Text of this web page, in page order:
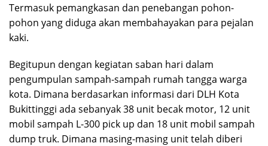
Termasuk pemangkasan dan penebangan pohon-
pohon yang diduga akan membahayakan para pejalan
kaki.
Begitupun dengan kegiatan saban hari dalam
pengumpulan sampah-sampah rumah tangga warga
kota. Dimana berdasarkan informasi dari DLH Kota
Bukittinggi ada sebanyak 38 unit becak motor, 12 unit
mobil sampah L-300 pick up dan 18 unit mobil sampah
dump truk. Dimana masing-masing unit telah diberi